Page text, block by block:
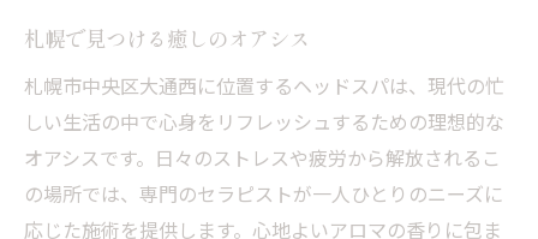
札幌で見つける癒しのオアシス
札幌市中央区大通西に位置するヘッドスパは、現代の忙
しい生活の中で心身をリフレッシュするための理想的な
オアシスです。日々のストレスや疲労から解放されるこ
の場所では、専門のセラピストが一人ひとりのニーズに
応じた施術を提供します。心地よいアロマの香りに包ま